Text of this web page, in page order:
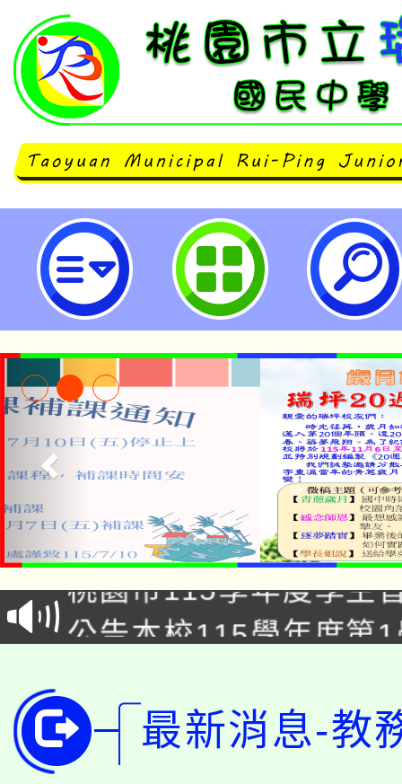
112-2篩選測驗-桃園市立瑞坪國民
「2026金融保險知識
車」活動
桃園市115學年度學生
生本土語及新住民語歌
公告本校115學年度第
代理(課)教師甄選結果(
轉知中國文化大學推廣
《TA101》溝通分析基
轉知苗栗縣政府辦理
最新消息-教